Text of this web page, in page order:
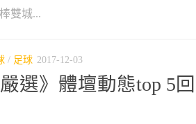
雙城...
/ 足球 2017-12-03
選》體壇動態top 5回